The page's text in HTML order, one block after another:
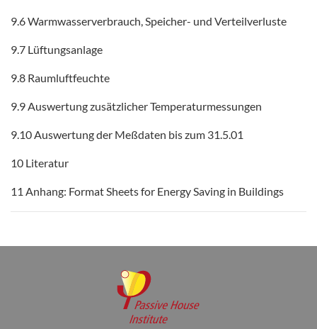
9.6 Warmwasserverbrauch, Speicher- und Verteilverluste
9.7 Lüftungsanlage
9.8 Raumluftfeuchte
9.9 Auswertung zusätzlicher Temperaturmessungen
9.10 Auswertung der Meßdaten bis zum 31.5.01
10 Literatur
11 Anhang: Format Sheets for Energy Saving in Buildings